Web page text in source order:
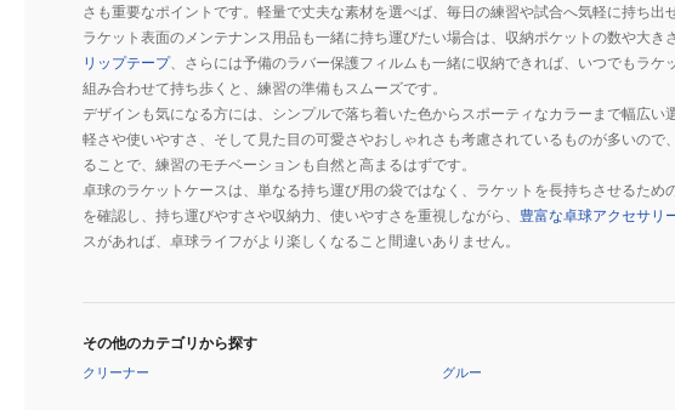
さも重要なポイントです。軽量で丈夫な素材を選べば、毎日の練習や試合へ気軽に持ち出せ
ラケット表面のメンテナンス用品も一緒に持ち運びたい場合は、収納ポケットの数や大き
リップテープ、さらには予備のラバー保護フィルムも一緒に収納できれば、いつでもラ
組み合わせて持ち歩くと、練習の準備もスムーズです。
デザインも気になる方には、シンプルで落ち着いた色からスポーティなカラーまで幅広
軽さや使いやすさ、そして見た目の可愛さやおしゃれさも考慮されているものが多いの
ることで、練習のモチベーションも自然と高まるはずです。
卓球のラケットケースは、単なる持ち運び用の袋ではなく、ラケットを長持ちさせるた
を確認し、持ち運びやすさや収納力、使いやすさを重視しながら、 豊富な卓球アクセサリ
スがあれば、卓球ライフがより楽しくなること間違いありません。
その他のカテゴリから探す
クリーナー グルー